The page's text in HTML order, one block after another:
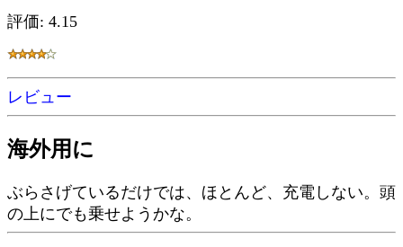
評価: 4.15
レビュー
海外用に
ぶらさげているだけでは、ほとんど、充電しない。頭
の上にでも乗せようかな。